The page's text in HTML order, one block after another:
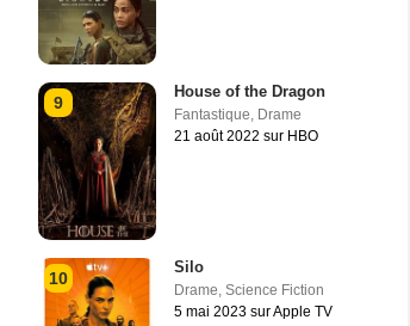
9
House of the Dragon
Fantastique, Drame
21 août 2022 sur HBO
10
Silo
Drame, Science Fiction
5 mai 2023 sur Apple TV